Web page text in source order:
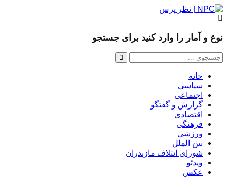
نوع و آمار را وارد کنید برای جستجو
خانه
سیاسی
اجتماعی
گزارش و گفتگو
اقتصادی
فرهنگی
ورزشی
بین الملل
شورای ائتلاف مازندران
ویدئو
عکس